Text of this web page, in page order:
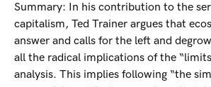
Summary: In his contribution to the
capitalism, Ted Trainer argues that
answer and calls for the left and
all the radical implications of the
analysis. This implies following “the